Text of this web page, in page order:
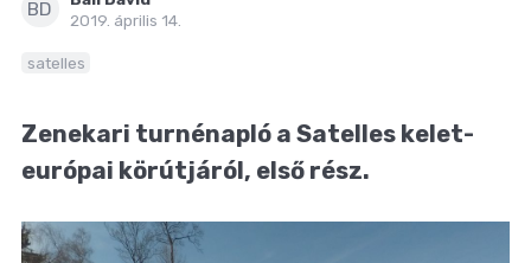
BLOG
BD
2019. április 14.
satelles
Zenekari turnénapló a Satelles kelet-
európai körútjáról, első rész.